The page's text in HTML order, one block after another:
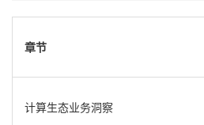
章节
计算生态业务洞察